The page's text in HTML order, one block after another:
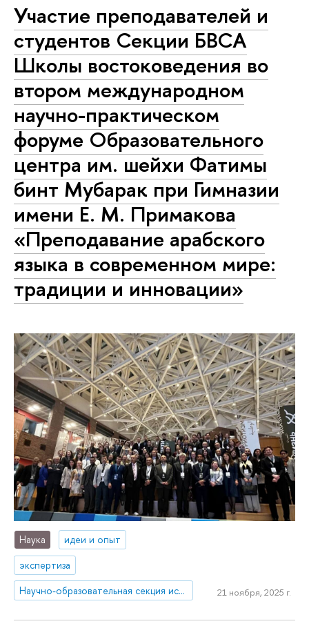
Участие преподавателей и
студентов Секции БВСА
Школы востоковедения во
втором международном
научно-практическом
форуме Образовательного
центра им. шейхи Фатимы
бинт Мубарак при Гимназии
имени Е. М. Примакова
«Преподавание арабского
языка в современном мире:
традиции и инновации»
Наука
идеи и опыт
экспертиза
Научно-образовательная секция исследований Ближнего Востока и Северной Африки
21 ноября, 2025 г.